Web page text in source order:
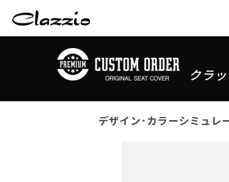
クラ
デザイン･カラーシミュレ